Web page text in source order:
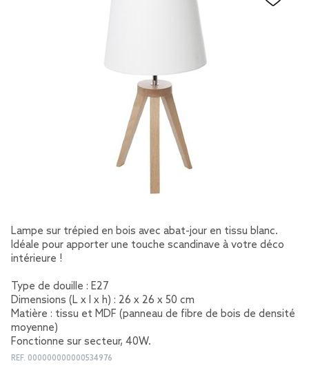
Lampe sur trépied en bois avec abat-jour en tissu blanc.
Idéale pour apporter une touche scandinave à votre déco
intérieure !
Type de douille : E27
Dimensions (L x l x h) : 26 x 26 x 50 cm
Matière : tissu et MDF (panneau de fibre de bois de densité
moyenne)
Fonctionne sur secteur, 40W.
REF. 000000000000534976